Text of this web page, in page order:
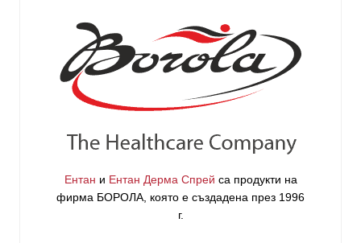
Ентан и Ентан Дерма Спрей са продукти на
фирма БОРОЛА , която е създадена през 1996
г.